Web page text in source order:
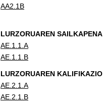
AA2.1B
LURZORUAREN SAILKAPENA
AE.1.1.A
AE.1.1.B
LURZORUAREN
AE.2.1.A
AE.2.1.B